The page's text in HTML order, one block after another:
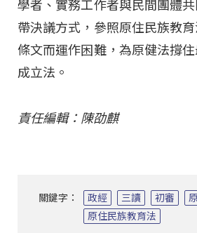
學者、實務工作者與民間團體
帶決議方式，參照原住民族教
條文而運作困難，為原健法撐
成立法。
責任編輯：陳劭麒
關鍵字： 政經 三讀 初審
原住民族教育法